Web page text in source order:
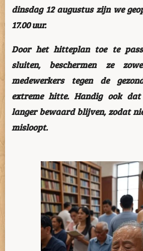
dinsdag 12 augustus zijn we
17.00 uur.
Door het hitteplan toe te
sluiten, beschermen ze
medewerkers tegen de
extreme hitte. Handig ook dat
langer bewaard blijven, zodat
misloopt.